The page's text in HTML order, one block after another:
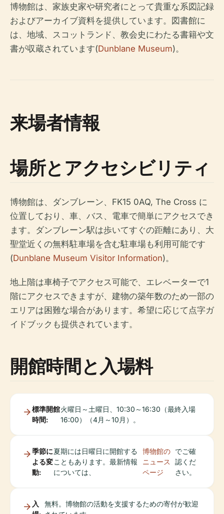
博物館は、家族史家や研究者にとって貴重な系図記録
およびアーカイブ資料を提供しています。図書館に
は、地域、スコットランド、教会史にわたる書籍や文
書が収蔵されています(Dunblane Museum)。
来場者情報
場所とアクセシビリティ
博物館は、ダンブレーン、FK15 0AQ, The Cross に
位置しており、車、バス、電車で簡単にアクセスでき
ます。ダンブレーン駅は歩いてすぐの距離にあり、大
聖堂近くの無料駐車場を含む駐車場も利用可能です
(Dunblane Museum Visitor Information)。
地上階は車椅子でアクセス可能で、エレベーターで1
階にアクセスできますが、建物の築年数のため一部の
エリアは困難な場合があります。希望に応じて点字ガ
イドブックも提供されています。
開館時間と入場料
標準開館
時間:
火曜日～土曜日、10:30～16:30（最終入場
16:00）（4月～10月）。
季節に
よる変
動:
夏期には日曜日に開館する
こともあります。最新情報
については、
博物館の
ニュース
ページ
でご確
認くだ
さい。
入
無料。博物館の活動を支援するための寄付が歓迎